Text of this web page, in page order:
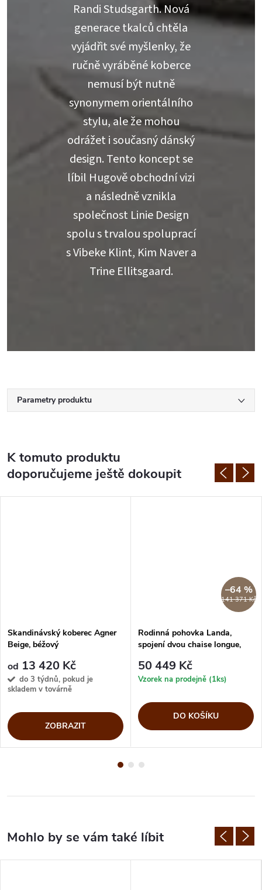
Randi Studsgarth. Nová
generace tkalců chtěla
vyjádřit své myšlenky, že
ručně vyráběné koberce
nemusí být nutně
synonymem orientálního
stylu, ale že mohou
odrážet i současný dánský
design. Tento koncept se
líbil Hugově obchodní vizi
a následně vznikla
společnost Linie Design
spolu s trvalou spoluprací
s Vibeke Klint, Kim Naver a
Trine Ellitsgaard.
Parametry produktu
K tomuto produktu
doporučujeme ještě dokoupit
Skandinávský koberec Agner
Beige, béžový
od 13 420 Kč
do 3 týdnů, pokud je
skladem v továrně
ZOBRAZIT
141 371 Kč
–64 %
Rodinná pohovka Landa,
spojení dvou chaise longue,
50 449 Kč
Vzorek na prodejně (1ks)
DO KOŠÍKU